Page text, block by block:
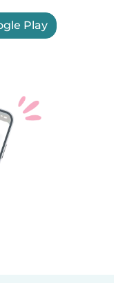
Play